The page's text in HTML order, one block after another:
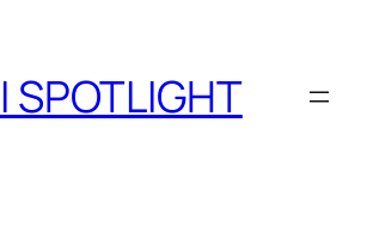
SPOTLIGHT